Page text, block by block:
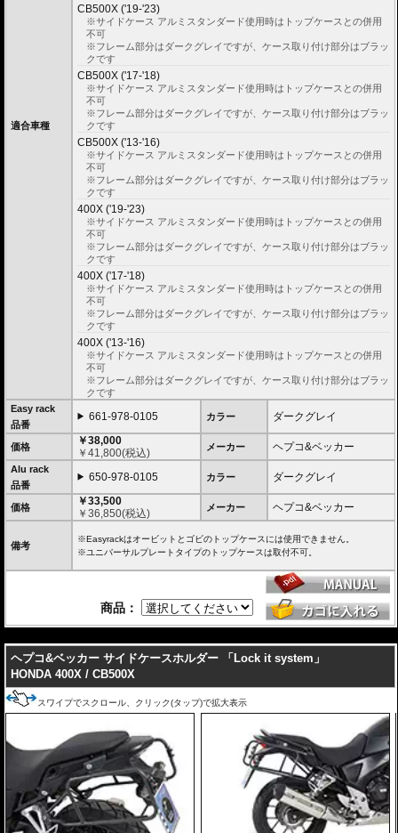
リアとなります。
ケースを取り付けたまま使用することが多い場合にお勧め。
リーズナブルな価格も魅力。
その他、付属の取付用フレームなどは共通です。
高耐久パウダー塗装仕上げ。
※写真のEasylackは位置決めガイドを折りたたんだ状態、Alurackは位置決めガ
イドを取り付けた状態です。
ヘプコ&ベッカーのトップケースはこちらからご確認下さい。
適合車種
CB500X ('19-'23)
※サイドケース アルミスタンダード使用時はトップケースとの併用
不可
※フレーム部分はダークグレイですが、ケース取り付け部分はブラッ
クです
CB500X ('17-'18)
※サイドケース アルミスタンダード使用時はトップケースとの併用
不可
※フレーム部分はダークグレイですが、ケース取り付け部分はブラッ
クです
CB500X ('13-'16)
※サイドケース アルミスタンダード使用時はトップケースとの併用
不可
※フレーム部分はダークグレイですが、ケース取り付け部分はブラッ
クです
400X ('19-'23)
※サイドケース アルミスタンダード使用時はトップケースとの併用
不可
※フレーム部分はダークグレイですが、ケース取り付け部分はブラッ
クです
400X ('17-'18)
※サイドケース アルミスタンダード使用時はトップケースとの併用
不可
※フレーム部分はダークグレイですが、ケース取り付け部分はブラッ
クです
400X ('13-'16)
※サイドケース アルミスタンダード使用時はトップケースとの併用
不可
※フレーム部分はダークグレイですが、ケース取り付け部分はブラッ
クです
Easy rack
品番
661-978-0105 カラー ダークグレイ
価格
￥38,000
￥41,800(税込) メーカー ヘプコ&ベッカー
Alu rack
品番
650-978-0105 カラー ダークグレイ
価格
￥33,500
￥36,850(税込) メーカー ヘプコ&ベッカー
備考
※Easyrackはオービットとゴビのトップケースには使用できません。
※ユニバーサルプレートタイプのトップケースは取付不可。
商品：
ヘプコ&ベッカー サイドケースホルダー 「Lock it system」
HONDA 400X / CB500X
スワイプでスクロール、クリック(タップ)で拡大表示